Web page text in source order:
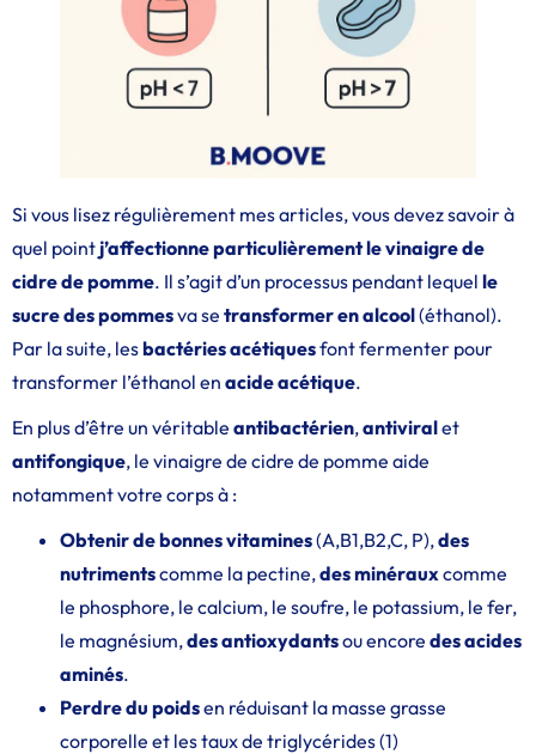
Si vous lisez régulièrement mes articles, vous devez savoir à
quel point j’affectionne particulièrement le vinaigre de
cidre de pomme. Il s’agit d’un processus pendant lequel le
sucre des pommesva se transformer en alcool(éthanol).
Par la suite, lesbactéries acétiquesfont fermenter pour
transformer l’éthanol en acide acétique.
En plus d’être un véritable antibactérien,antiviralet
antifongique, le vinaigre de cidre de pomme aide
notamment votre corps à :
Obtenir de bonnes vitamines(A,B1,B2,C, P),des
nutrimentscomme la pectine,des minéraux comme
le phosphore, le calcium, le soufre, le potassium, le fer,
le magnésium,des antioxydantsou encore des acides
aminés.
Perdre du poidsen réduisant la masse grasse
corporelle et les taux de triglycérides (1)